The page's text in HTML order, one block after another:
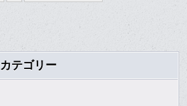
カテゴリー